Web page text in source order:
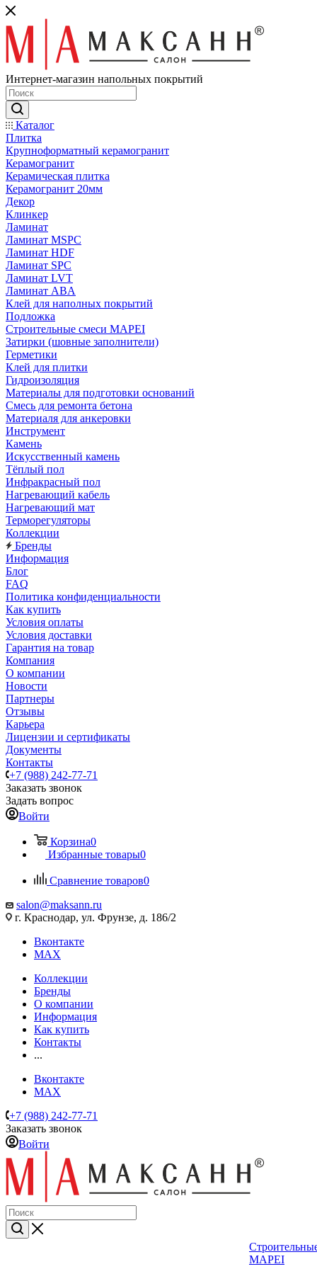
Интернет-магазин напольных покрытий
Каталог
Плитка
Крупноформатный керамогранит
Керамогранит
Керамическая плитка
Керамогранит 20мм
Декор
Клинкер
Ламинат
Ламинат MSPC
Ламинат HDF
Ламинат SPC
Ламинат LVT
Ламинат ABA
Клей для наполных покрытий
Подложка
Строительные смеси MAPEI
Затирки (шовные заполнители)
Герметики
Клей для плитки
Гидроизоляция
Материалы для подготовки оснований
Смесь для ремонта бетона
Материаля для анкеровки
Инструмент
Камень
Искусственный камень
Тёплый пол
Инфракрасный пол
Нагревающий кабель
Нагревающий мат
Терморегуляторы
Коллекции
Бренды
Информация
Блог
FAQ
Политика конфиденциальности
Как купить
Условия оплаты
Условия доставки
Гарантия на товар
Компания
О компании
Новости
Партнеры
Отзывы
Карьера
Лицензии и сертификаты
Документы
Контакты
+7 (988) 242-77-71
Заказать звонок
Задать вопрос
Войти
Корзина0
Избранные товары0
Сравнение товаров0
salon@maksann.ru
г. Краснодар, ул. Фрунзе, д. 186/2
Вконтакте
MAX
Коллекции
Бренды
О компании
Информация
Как купить
Контакты
...
Вконтакте
MAX
+7 (988) 242-77-71
Заказать звонок
Войти
MAPEI